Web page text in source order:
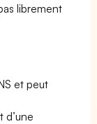
librement
et peut